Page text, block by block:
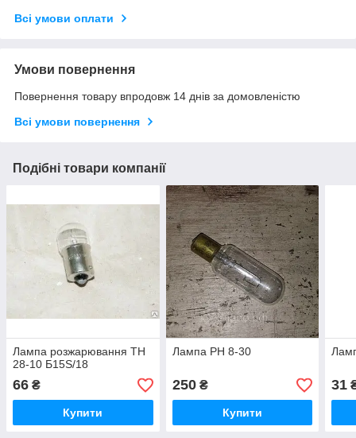
Всі умови оплати
Умови повернення
Повернення товару впродовж 14 днів за домовленістю
Всі умови повернення
Подібні товари компанії
Лампа розжарювання ТН
28-10 Б15S/18
66 ₴
Купити
Лампа РН 8-30
250₴
Купити
31